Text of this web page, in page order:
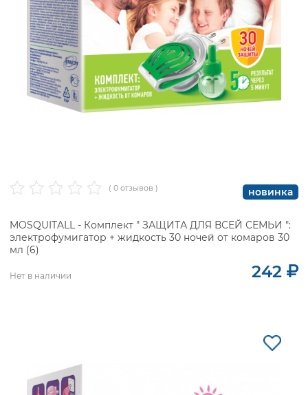
( 0 отзывов ) новинка
MOSQUITALL - Комплект " ЗАЩИТА ДЛЯ ВСЕЙ СЕМЬИ ":
электрофумигатор + жидкость 30 ночей от комаров 30
мл (6)
Нет в наличии 242